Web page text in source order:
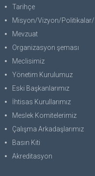
Tarihçe
Misyon/Vizyon/Politikalar/SWOT
Mevzuat
Organizasyon şeması
Meclisimiz
Yönetim Kurulumuz
Eski Başkanlarımız
İhtisas Kurullarımız
Meslek Komitelerimiz
Çalışma Arkadaşlarımız
Basın Kiti
Akreditasyon